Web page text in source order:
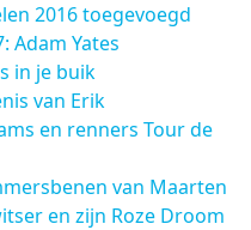
2016 toegevoegd
Adam Yates
in je buik
van Erik
en renners Tour de
van Maarten
en zijn Roze Droom